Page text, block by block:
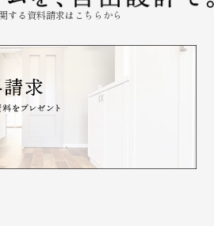
する資料請求はこちらから